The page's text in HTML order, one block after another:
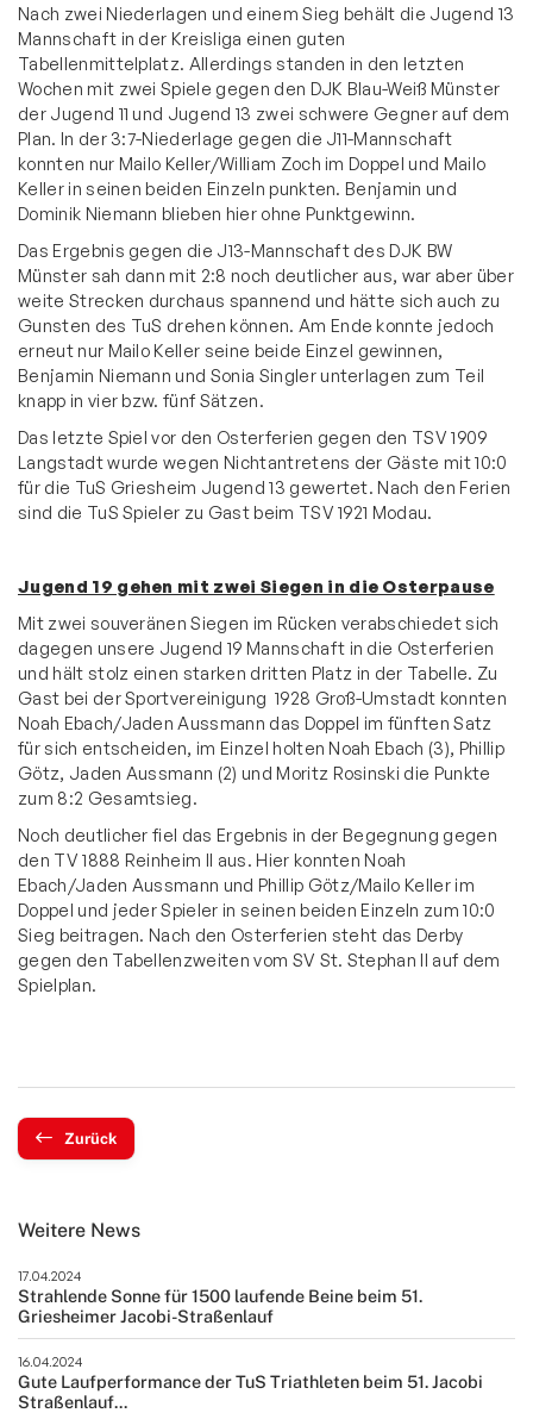
Nach zwei Niederlagen und einem Sieg behält die Jugend 13
Mannschaft in der Kreisliga einen guten
Tabellenmittelplatz. Allerdings standen in den letzten
Wochen mit zwei Spiele gegen den DJK Blau-Weiß Münster
der Jugend 11 und Jugend 13 zwei schwere Gegner auf dem
Plan. In der 3:7-Niederlage gegen die J11-Mannschaft
konnten nur Mailo Keller/William Zoch im Doppel und Mailo
Keller in seinen beiden Einzeln punkten. Benjamin und
Dominik Niemann blieben hier ohne Punktgewinn.
Das Ergebnis gegen die J13-Mannschaft des DJK BW
Münster sah dann mit 2:8 noch deutlicher aus, war aber über
weite Strecken durchaus spannend und hätte sich auch zu
Gunsten des TuS drehen können. Am Ende konnte jedoch
erneut nur Mailo Keller seine beide Einzel gewinnen,
Benjamin Niemann und Sonia Singler unterlagen zum Teil
knapp in vier bzw. fünf Sätzen.
Das letzte Spiel vor den Osterferien gegen den TSV 1909
Langstadt wurde wegen Nichtantretens der Gäste mit 10:0
für die TuS Griesheim Jugend 13 gewertet. Nach den Ferien
sind die TuS Spieler zu Gast beim TSV 1921 Modau.
Jugend 19 gehen mit zwei Siegen in die Osterpause
Mit zwei souveränen Siegen im Rücken verabschiedet sich
dagegen unsere Jugend 19 Mannschaft in die Osterferien
und hält stolz einen starken dritten Platz in der Tabelle. Zu
Gast bei der Sportvereinigung 1928 Groß-Umstadt konnten
Noah Ebach/Jaden Aussmann das Doppel im fünften Satz
für sich entscheiden, im Einzel holten Noah Ebach (3), Phillip
Götz, Jaden Aussmann (2) und Moritz Rosinski die Punkte
zum 8:2 Gesamtsieg.
Noch deutlicher fiel das Ergebnis in der Begegnung gegen
den TV 1888 Reinheim II aus. Hier konnten Noah
Ebach/Jaden Aussmann und Phillip Götz/Mailo Keller im
Doppel und jeder Spieler in seinen beiden Einzeln zum 10:0
Sieg beitragen. Nach den Osterferien steht das Derby
gegen den Tabellenzweiten vom SV St. Stephan II auf dem
Spielplan.
Zurück
Weitere News
17.04.2024
Strahlende Sonne für 1500 laufende Beine beim 51.
Griesheimer Jacobi-Straßenlauf
16.04.2024
Gute Laufperformance der TuS Triathleten beim 51. Jacobi
Straßenlauf...